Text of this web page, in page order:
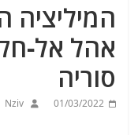
המיליציה
אהל אל-
סוריה
01/03/2022
Nziv